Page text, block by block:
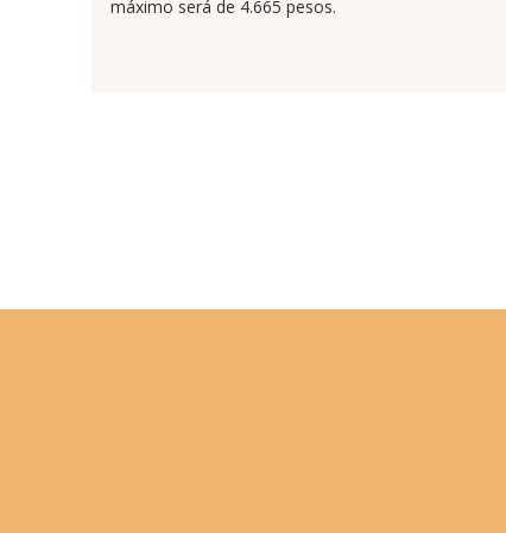
máximo será de 4.665 pesos.